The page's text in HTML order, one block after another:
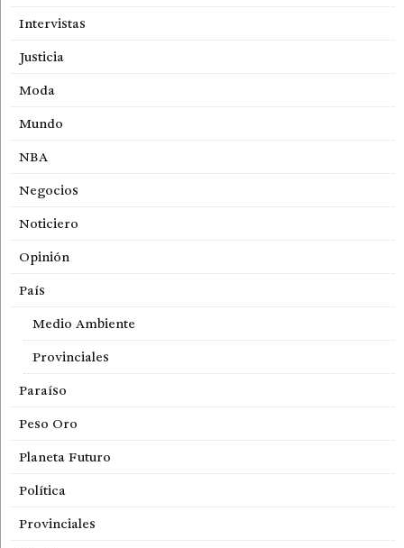
Intervistas
Justicia
Moda
Mundo
NBA
Negocios
Noticiero
Opinión
País
Medio Ambiente
Provinciales
Paraíso
Peso Oro
Planeta Futuro
Política
Provinciales